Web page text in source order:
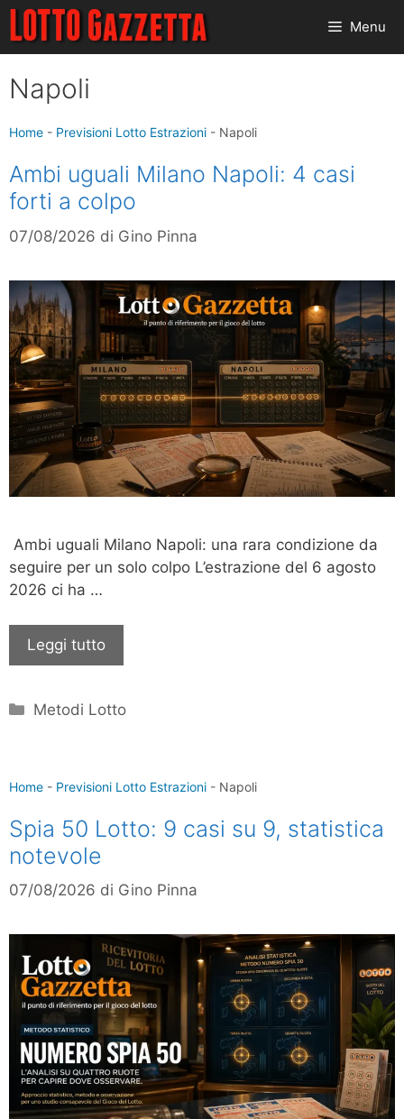
Vai
contenuto
Menu
Napoli
Home - Previsioni Lotto Estrazioni - Napoli
Ambi uguali Milano Napoli: 4 casi
forti a colpo
07/08/2026 di Gino Pinna
Ambi uguali Milano Napoli: una rara condizione da
seguire per un solo colpo L’estrazione del 6 agosto
2026 ci ha …
Leggi tutto
Categorie
Metodi Lotto
Home - Previsioni Lotto Estrazioni - Napoli
Spia 50 Lotto: 9 casi su 9, statistica
notevole
07/08/2026 di Gino Pinna